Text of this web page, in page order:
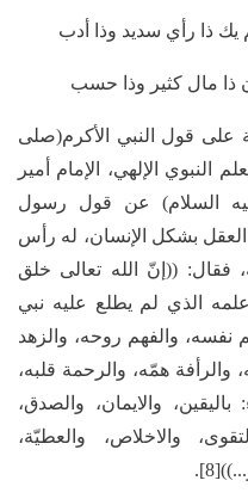
يك ذا رأي سديد وذا أدب
ذا مال كثير وذا حسب
على قول النبي الأكرم(صلى
النبوي الإلهي، الإمام أمير
السلام) عن قول رسول
العقل بشكل الإنسان، له رأس
فقال: ((إنّ الله تعالى خلق
الذي لم يطلع عليه نبي
والفهم روحه، والزهد
والرأفة همّه، والرحمة قلبه،
والايمان، والصدق،
والاخلاص، والعطيّة،